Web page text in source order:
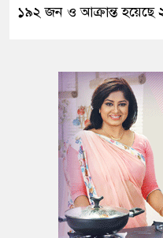
১৯২ জন ও আক্রান্ত হয়েছে